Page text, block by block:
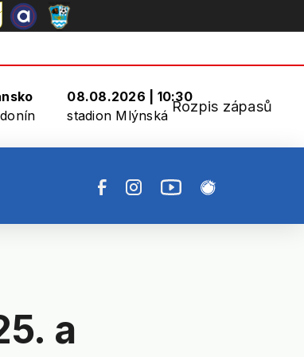
08.08.2026 | 10:30
stadion Mlýnská
Rozpis zápasů
a